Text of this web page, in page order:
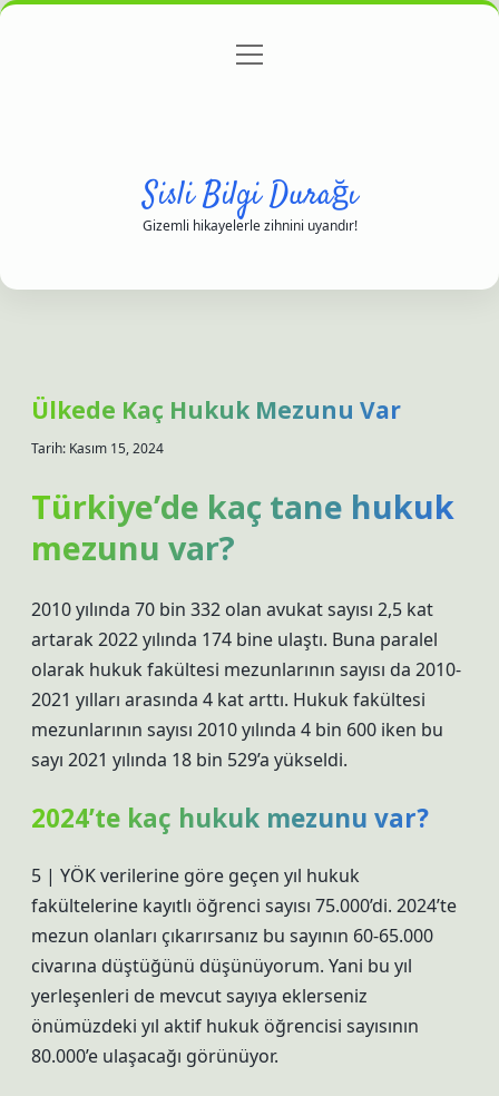
Gizlilik Politikası
menüyü
Sisli Bilgi Durağı
Gizemli hikayelerle zihnini uyandır!
Ülkede Kaç Hukuk Mezunu Var
Tarih: Kasım 15, 2024
Türkiye’de kaç tane hukuk
mezunu var?
2010 yılında 70 bin 332 olan avukat sayısı 2,5 kat
artarak 2022 yılında 174 bine ulaştı. Buna paralel
olarak hukuk fakültesi mezunlarının sayısı da 2010-
2021 yılları arasında 4 kat arttı. Hukuk fakültesi
mezunlarının sayısı 2010 yılında 4 bin 600 iken bu
sayı 2021 yılında 18 bin 529’a yükseldi.
2024’te kaç hukuk mezunu var?
5 | YÖK verilerine göre geçen yıl hukuk
fakültelerine kayıtlı öğrenci sayısı 75.000’di. 2024’te
mezun olanları çıkarırsanız bu sayının 60-65.000
civarına düştüğünü düşünüyorum. Yani bu yıl
yerleşenleri de mevcut sayıya eklerseniz
önümüzdeki yıl aktif hukuk öğrencisi sayısının
80.000’e ulaşacağı görünüyor.